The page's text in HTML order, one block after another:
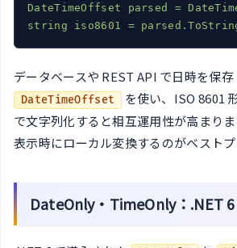
DateTimeOffset
parsed =
string
iso8601 =
データベースや REST API で日時を保
DateTimeOffset を使い、ISO 8601
で文字列化すると相互運用性が高まり
表示時にローカル変換するのがベストプ
DateOnly・TimeOnly：.NET